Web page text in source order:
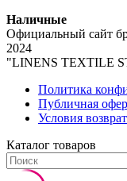
Наличные
Официальный сайт
2024
"LINENS TEXTILE
Политика
Публичная
Условия
Каталог товаров